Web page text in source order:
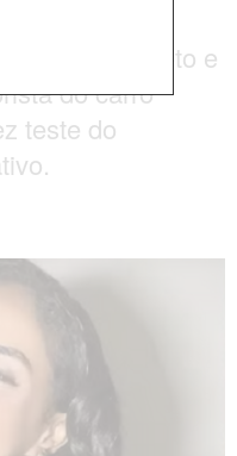
Federal
da moto e
do carro
teste do